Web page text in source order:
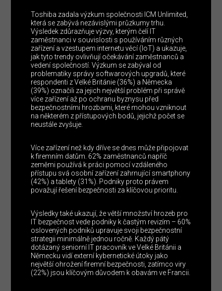
Toshiba zadala výzkum společnosti ICM Unlimited,
která se zabývá nezávislými průzkumy trhu.
Výsledek zdůrazňuje výzvy, kterým čelí IT
zaměstnanci v souvislosti s používáním různých
zařízení a vzestupem internetu věcí (IoT) a ukazuje,
jak tyto trendy ovlivňují očekávání zaměstnanců a
vedení společností. Výzkum se zabýval od
problematiky správy softwarových upgradů, které
respondenti z Velké Británie (36%) a Německa
(39%) označili za jejich největší problém při správě
více zařízení až po ochranu byznysu před
bezpečnostními hrozbami, které mohou vzniknout
na některém z přístupových bodů, jejichž počet se
neustále zvyšuje.
Více zařízení než kdy dříve se dnes může připojovat
k firemním datům. 62% zaměstnanců napříč
zeměmi používá k práci pomocí vzdáleného
přístupu svá osobní zařízení zahrnující smartphony
(42%) a tablety (31%). Podniky proto právem
považují řešení bezpečnosti za klíčovou prioritu.
Výsledky také ukazují, že větší množství hrozeb pro
IT bezpečnost vede podniky k častým revizím – 60%
oslovených podniků upravuje svoji bezpečnostní
strategii minimálně jednou ročně. Každý pátý
dotázaný seniorní IT pracovník ve Velké Británii a
Německu vidí externí kybernetické útoky jako
největší ohrožení firemní bezpečnosti, zatímco viry
(22%) jsou klíčovým důvodem k obavám ve Francii.